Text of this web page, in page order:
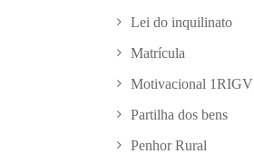
Lei do inquilinato
Matrícula
Motivacional 1RIGV
Partilha dos bens
Penhor Rural